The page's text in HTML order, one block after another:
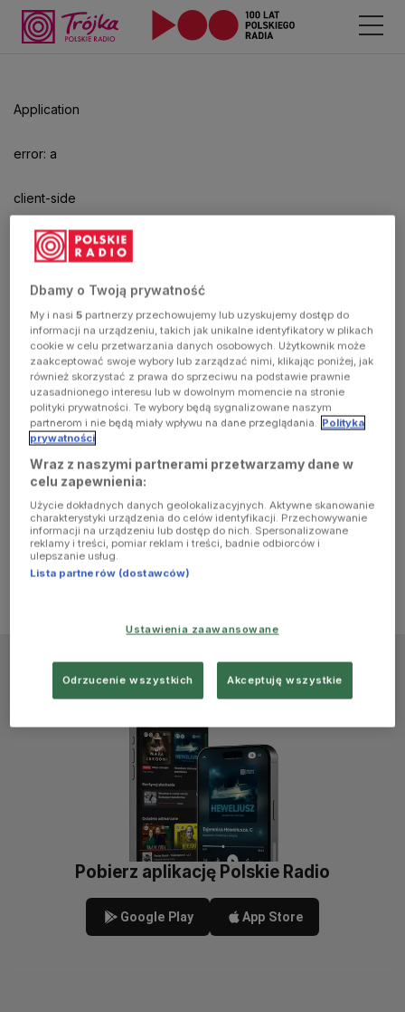
Application
error: a
client-side
exception
has
occurred
(see the
browser
console for
more
information)
Pobierz aplikację Polskie Radio
Google Play App Store
Dbamy o Twoją prywatność
My i nasi5 partnerzy przechowujemy lub uzyskujemy dostęp do
informacji na urządzeniu, takich jak unikalne identyfikatory w plikach
cookie w celu przetwarzania danych osobowych. Użytkownik może
zaakceptować swoje wybory lub zarządzać nimi, klikając poniżej, jak
również skorzystać z prawa do sprzeciwu na podstawie prawnie
uzasadnionego interesu lub w dowolnym momencie na stronie
polityki prywatności. Te wybory będą sygnalizowane naszym
partnerom i nie będą miały wpływu na dane przeglądania. Polityka
prywatności
Wraz z naszymi partnerami przetwarzamy dane w
celu zapewnienia:
Użycie dokładnych danych geolokalizacyjnych. Aktywne skanowanie
charakterystyki urządzenia do celów identyfikacji. Przechowywanie
informacji na urządzeniu lub dostęp do nich. Spersonalizowane
reklamy i treści, pomiar reklam i treści, badnie odbiorców i
ulepszanie usług.
Lista partnerów (dostawców)
Ustawienia zaawansowane
Odrzucenie wszystkich Akceptuję wszystkie